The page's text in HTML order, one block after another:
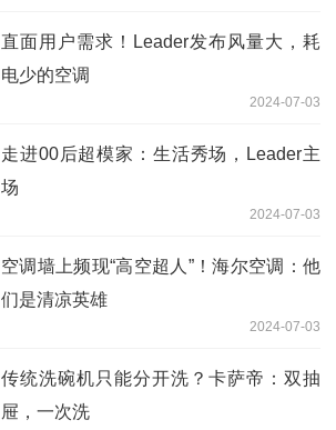
直面用户需求！Leader发布风量大，耗
电少的空调
2024-07-03
走进00后超模家：生活秀场，Leader主
场
2024-07-03
空调墙上频现“高空超人”！海尔空调：他
们是清凉英雄
2024-07-03
传统洗碗机只能分开洗？卡萨帝：双抽
屉，一次洗